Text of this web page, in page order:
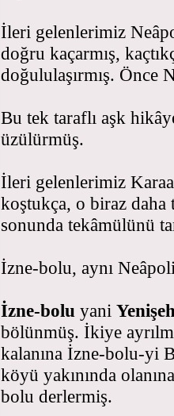
İleri gelenlerimiz
doğru kaçarmış,
doğululaşırmış. Önce
Bu tek taraflı aşk
üzülürmüş.
İleri gelenlerimiz
koştukça, o biraz
sonunda tekâmülünü
İzne-bolu, aynı
İzne-bolu yani
bölünmüş. İkiye
kalanına İzne-bolu-yi
köyü yakınında
bolu derlermiş.